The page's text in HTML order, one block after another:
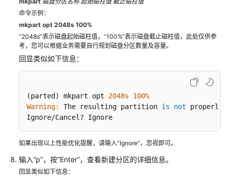
入
门
入
门
流
创
建
云
硬
挂
命令示例：
mkpart opt 2048s 100%
“2048s”表示磁盘起始磁柱值，“100%”表示磁盘截止磁柱值，此处仅供参
考，您可以根据业务需要自行规划磁盘分区数量及容量。
回显类似如下信息：
(parted) mkpart opt 2048s
100%
Warning:
The resulting partition is not properly
Ignore/Cancel? Ignore
如果出现以上性能优化提醒，请输入“Ignore”，忽视即可。
输入“p”，按“Enter”，查看新建分区的详细信息。
回显类似如下信息：